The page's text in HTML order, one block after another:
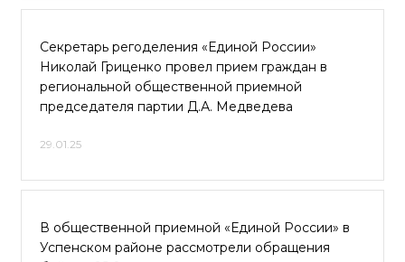
Секретарь регоделения «Единой России»
Николай Гриценко провел прием граждан в
региональной общественной приемной
председателя партии Д.А. Медведева
29.01.25
В общественной приемной «Единой России» в
Успенском районе рассмотрели обращения